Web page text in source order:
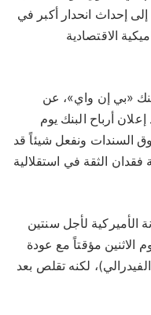
إلى إحداث انحدار أكبر في
الاقتصادية
«بي إن واي»، عن
أرباح البنك يوم
السندات ونفعل شيئاً قد
فقدان الثقة في استقلالية
الأميركية لأجل سنتين
أساس يوم الاثنين مؤقتاً مع عودة
لكنه تقلص بعد